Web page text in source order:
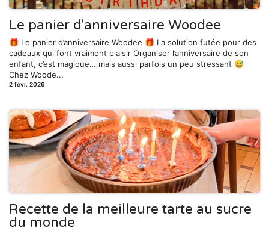
Le panier d'anniversaire Woodee
🎁 Le panier d’anniversaire Woodee 🎁 La solution futée pour des
cadeaux qui font vraiment plaisir Organiser l’anniversaire de son
enfant, c’est magique… mais aussi parfois un peu stressant 😅
Chez Woode...
2 févr. 2026
Recette de la meilleure tarte au sucre
du monde